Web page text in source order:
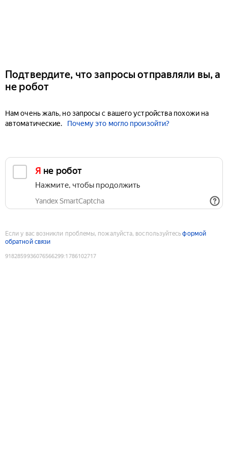
Подтвердите, что запросы отправляли вы, а
не робот
Нам очень жаль, но запросы с вашего устройства похожи на
автоматические.
Почему это могло произойти?
Я не робот
Нажмите, чтобы продолжить
Yandex SmartCaptcha
Если у вас возникли проблемы, пожалуйста, воспользуйтесьформой
обратной связи
9182859936076566299:1786102717